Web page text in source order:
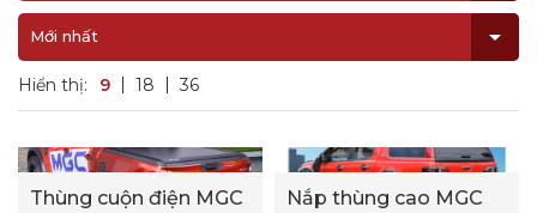
Mới nhất
Hiển thị: 9 18 36
Thùng cuộn điện MGC
Nắp thùng cao MGC